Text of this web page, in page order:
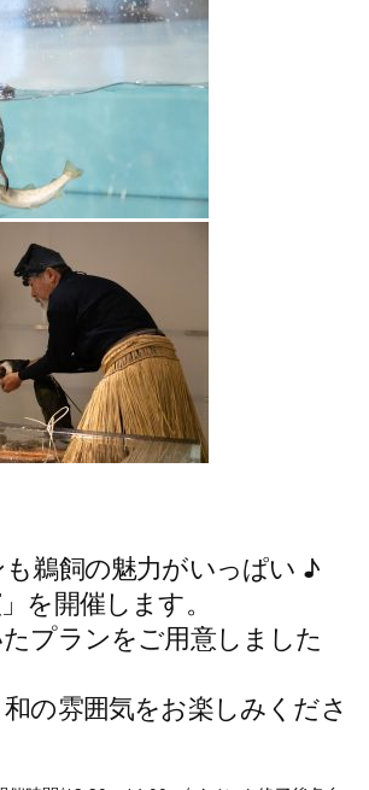
鵜飼の魅力がいっぱい ♪
を開催します。
プランをご用意しました
の雰囲気をお楽しみくださ